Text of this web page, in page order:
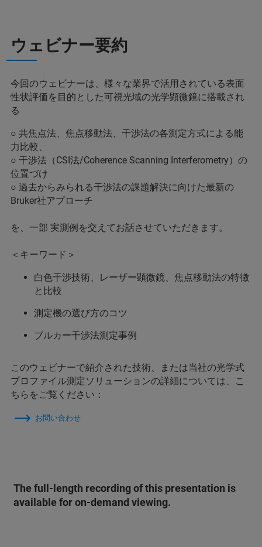
ウェビナー要約
今回のウェビナーは、様々な業界で活用されている表面
性状評価を目的とした可視光域の光学顕微鏡に搭載され
る
○ 共焦点法、焦点移動法、干渉法の各測定方式による能
力比較、
○ 干渉法（CSI法/Coherence Scanning Interferometry）の
位置づけ
○ 過去からみられる干渉法の課題解決に向けた最新の
Bruker社アプローチ
を、一部 実測例を交えてお話させていただきます。
＜キーワード＞
白色干渉技術、レーザー顕微鏡、焦点移動法の特徴
と比較
測定機の選び方のコツ
ブルカー干渉法測定事例
このウェビナーで紹介された技術、または当社の光学式
プロファイル測定ソリューションの詳細については、こ
ちらをご覧ください：
お問い合わせ
The full-length recording of this presentation is
available for on-demand viewing.